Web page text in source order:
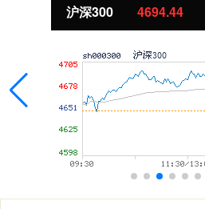
沪深300 4694.44